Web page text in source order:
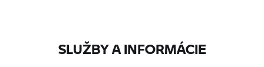
SLUŽBY A INFORMÁCIE